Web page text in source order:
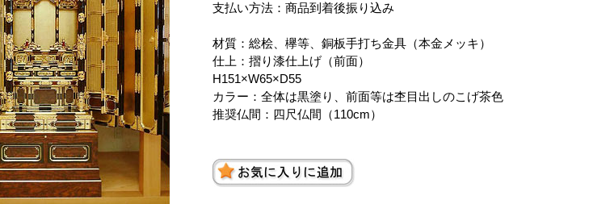
支払い方法：商品到着後振り込み
材質：総桧、欅等、銅板手打ち金具（本金メッキ）
仕上：摺り漆仕上げ（前面）
H151×W65×D55
カラー：全体は黒塗り、前面等は杢目出しのこげ茶色
推奨仏間：四尺仏間（110cm）